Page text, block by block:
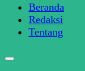
Beranda
Redaksi
Tentang